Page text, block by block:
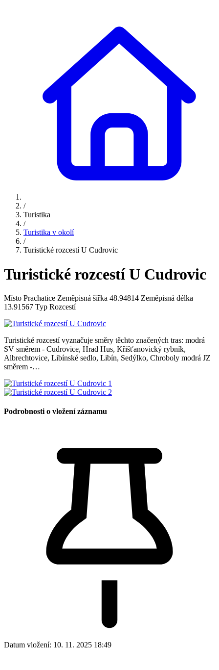
/
Turistika
/
Turistika v okolí
/
Turistické rozcestí U Cudrovic
Turistické rozcestí U Cudrovic
Místo Prachatice Zeměpisná šířka 48.94814 Zeměpisná délka
13.91567 Typ Rozcestí
Turistické rozcestí vyznačuje směry těchto značených tras: modrá
SV směrem - Cudrovice, Hrad Hus, Křišťanovický rybník,
Albrechtovice, Libínské sedlo, Libín, Sedýlko, Chroboly modrá JZ
směrem -…
Podrobnosti o vložení záznamu
Datum vložení: 10. 11. 2025 18:49